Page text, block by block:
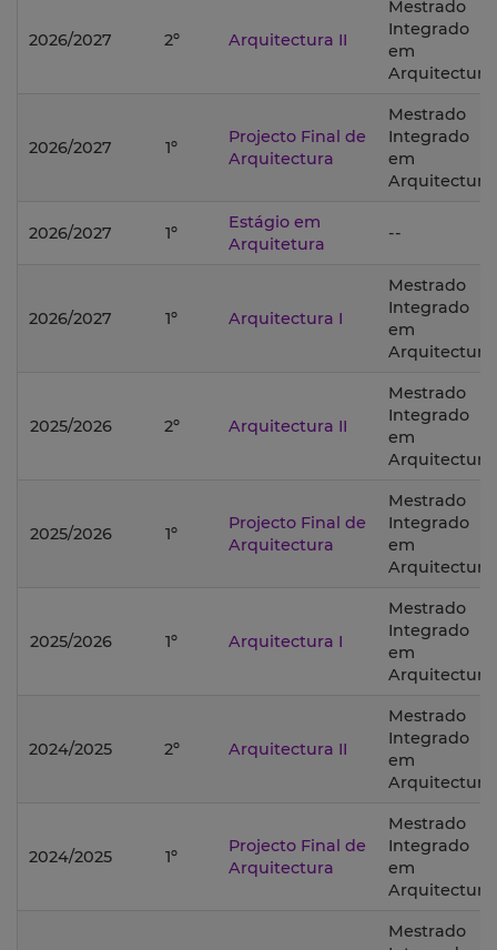
2026/2027 2º Arquitectura II
Mestrado
Integrado
em
Arquitectura;
2026/2027 1º
Projecto Final de
Arquitectura
Mestrado
Integrado
em
Arquitectura;
2026/2027 1º
Estágio em
Arquitetura
--
2026/2027 1º Arquitectura I
Mestrado
Integrado
em
Arquitectura;
2025/2026 2º Arquitectura II
Mestrado
Integrado
em
Arquitectura;
2025/2026 1º
Projecto Final de
Arquitectura
Mestrado
Integrado
em
Arquitectura;
2025/2026 1º Arquitectura I
Mestrado
Integrado
em
Arquitectura;
2024/2025 2º Arquitectura II
Mestrado
Integrado
em
Arquitectura;
2024/2025 1º
Projecto Final de
Arquitectura
Mestrado
Integrado
em
Arquitectura;
Mestrado